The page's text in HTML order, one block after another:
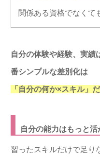
関係ある資格でなくて
自分の体験や経験、実績
番シンプルな差別化は
「自分の何か×スキル」
自分の能力はもっと活
習ったスキルだけで足り